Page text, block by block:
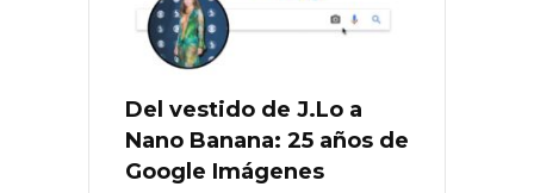
Del vestido de J.Lo a
Nano Banana: 25 años de
Google Imágenes